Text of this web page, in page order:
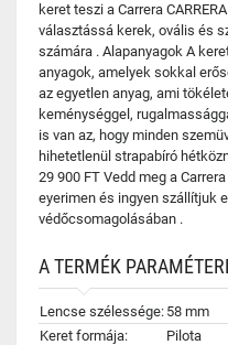
keret teszi a Carrera
választássá kerek, ovális és
számára . Alapanyagok A
anyagok, amelyek sokkal
az egyetlen anyag, ami
keménységgel,
is van az, hogy minden
hihetetlenül strapabíró
29 900 FT Vedd meg a
eyerimen és ingyen szállítjuk
védőcsomagolásában .
A TERMÉK
Lencse szélessége: 58 mm
Keret formája:
Pilota